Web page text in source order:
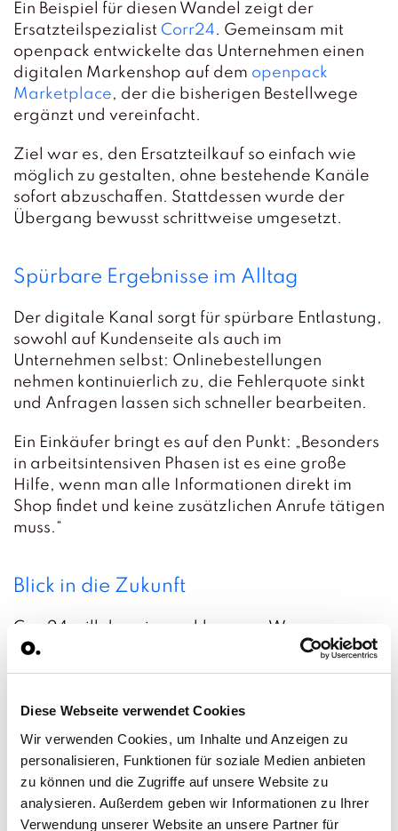
Diese Webseite verwendet Cookies
Wir verwenden Cookies, um Inhalte und Anzeigen zu
personalisieren, Funktionen für soziale Medien anbieten
zu können und die Zugriffe auf unsere Website zu
analysieren. Außerdem geben wir Informationen zu Ihrer
Verwendung unserer Website an unsere Partner für
Ein Beispiel für diesen Wandel zeigt der
Ersatzteilspezialist Corr24. Gemeinsam mit
openpack entwickelte das Unternehmen einen
digitalen Markenshop auf dem openpack
Marketplace, der die bisherigen Bestellwege
ergänzt und vereinfacht.
Ziel war es, den Ersatzteilkauf so einfach wie
möglich zu gestalten, ohne bestehende Kanäle
sofort abzuschaffen. Stattdessen wurde der
Übergang bewusst schrittweise umgesetzt.
Spürbare Ergebnisse im Alltag
Der digitale Kanal sorgt für spürbare Entlastung,
sowohl auf Kundenseite als auch im
Unternehmen selbst: Onlinebestellungen
nehmen kontinuierlich zu, die Fehlerquote sinkt
und Anfragen lassen sich schneller bearbeiten.
Ein Einkäufer bringt es auf den Punkt: „Besonders
in arbeitsintensiven Phasen ist es eine große
Hilfe, wenn man alle Informationen direkt im
Shop findet und keine zusätzlichen Anrufe tätigen
muss.“
Blick in die Zukunft
Corr24 will den eingeschlagenen Weg
weitergehen. Der Markenshop auf dem
openpack Marketplace soll ausgebaut werden,
Produktbildern und zusätzlichen Artikeln.
Langfristig sollen alle Bestellungen digital
abgewickelt werden.
Je komplexer Produktionsanlagen werden,
desto wichtiger wird ein transparenter und